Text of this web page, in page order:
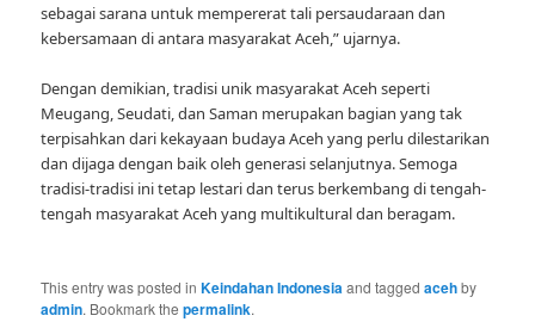
sebagai sarana untuk mempererat tali persaudaraan dan
kebersamaan di antara masyarakat Aceh,” ujarnya.
Dengan demikian, tradisi unik masyarakat Aceh seperti
Meugang, Seudati, dan Saman merupakan bagian yang tak
terpisahkan dari kekayaan budaya Aceh yang perlu dilestarikan
dan dijaga dengan baik oleh generasi selanjutnya. Semoga
tradisi-tradisi ini tetap lestari dan terus berkembang di tengah-
tengah masyarakat Aceh yang multikultural dan beragam.
This entry was posted inKeindahan Indonesiaand taggedacehby
admin. Bookmark thepermalink.